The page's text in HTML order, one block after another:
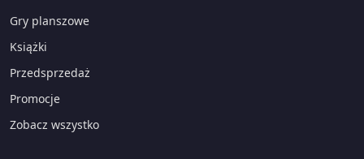
Gry planszowe
Książki
Przedsprzedaż
Promocje
Zobacz wszystko